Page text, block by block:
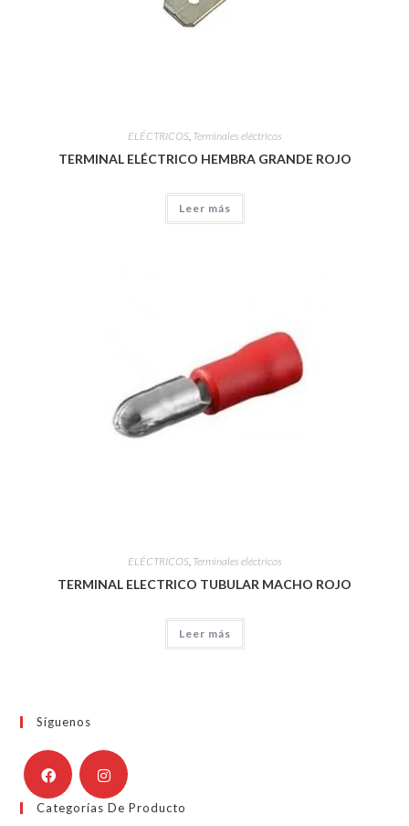
ELÉCTRICOS, Terminales eléctricos
TERMINAL ELÉCTRICO HEMBRA GRANDE ROJO
Leer más
ELÉCTRICOS, Terminales eléctricos
TERMINAL ELECTRICO TUBULAR MACHO ROJO
Leer más
Síguenos
Categorías De Producto